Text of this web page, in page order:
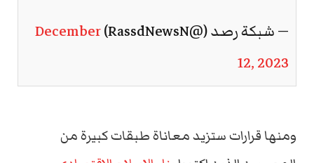
— شبكة رصد (@RassdNewsN)
December
12, 2023
ومنها قرارات ستزيد معاناة طبقات كبيرة من